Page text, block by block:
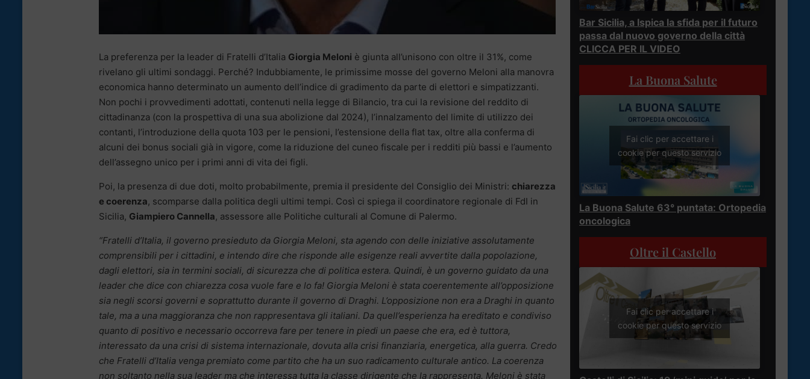
La preferenza per la leader di Fratelli d’Italia Giorgia Meloni è giunta all’unisono con oltre il 31%, come
rivelano gli ultimi sondaggi. Perché? Indubbiamente, le primissime mosse del governo Meloni alla manovra
economica hanno determinato un aumento dell’indice di gradimento da parte di elettori e simpatizzanti.
Non pochi i provvedimenti adottati, contenuti nella legge di Bilancio, tra cui la revisione del reddito di
cittadinanza (con la prospettiva di una sua abolizione dal 2024), l’innalzamento del limite di utilizzo dei
contanti, l’introduzione della quota 103 per le pensioni, l’estensione della flat tax, oltre alla conferma di
alcuni dei bonus sociali già in vigore, come la riduzione del cuneo fiscale per i redditi più bassi e l’aumento
dell’assegno unico per i primi anni di vita dei figli.
Poi, la presenza di due doti, molto probabilmente, premia il presidente del Consiglio dei Ministri: chiarezza
e coerenza, scomparse dalla politica degli ultimi tempi. Così ci spiega il coordinatore regionale di FdI in
Sicilia, Giampiero Cannella, assessore alle Politiche culturali al Comune di Palermo.
“Fratelli d’Italia, il governo presieduto da Giorgia Meloni, sta agendo con delle iniziative assolutamente
comprensibili per i cittadini, e intendo dire che risponde alle esigenze reali avvertite dalla popolazione,
dagli elettori, sia in termini sociali, di sicurezza che di politica estera. Quindi, è un governo guidato da una
leader che dice con chiarezza cosa vuole fare e lo fa! Giorgia Meloni è stata coerentemente all’opposizione
sia negli scorsi governi e soprattutto durante il governo di Draghi. L’opposizione non era a Draghi in quanto
tale, ma a una maggioranza che non rappresentava gli italiani. Da quell’esperienza ha ereditato e condiviso
quanto di positivo e necessario occorreva fare per tenere in piedi un paese che era, ed è tuttora,
interessato da una crisi di sistema internazionale, dovuta alla crisi finanziaria, energetica, alla guerra. Credo
che Fratelli d’Italia venga premiato come partito che ha un suo radicamento culturale antico. La coerenza
non soltanto nella sua leader ma che interessa tutta la classe dirigente che la rappresenta. Meloni è stata
Bar Sicilia, a Ispica la sfida per il futuro
passa dal nuovo governo della città
CLICCA PER IL VIDEO
La Buona Salute
Fai clic per accettare i
cookie per questo servizio
La Buona Salute 63° puntata: Ortopedia
oncologica
Oltre il Castello
Fai clic per accettare i
cookie per questo servizio